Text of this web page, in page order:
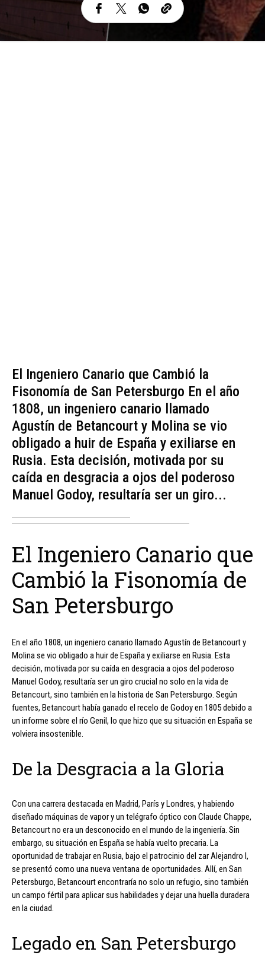
El Ingeniero Canario que Cambió la
Fisonomía de San Petersburgo En el año
1808, un ingeniero canario llamado
Agustín de Betancourt y Molina se vio
obligado a huir de España y exiliarse en
Rusia. Esta decisión, motivada por su
caída en desgracia a ojos del poderoso
Manuel Godoy, resultaría ser un giro...
El Ingeniero Canario que
Cambió la Fisonomía de
San Petersburgo
En el año 1808, un ingeniero canario llamado Agustín de Betancourt y
Molina se vio obligado a huir de España y exiliarse en Rusia. Esta
decisión, motivada por su caída en desgracia a ojos del poderoso
Manuel Godoy, resultaría ser un giro crucial no solo en la vida de
Betancourt, sino también en la historia de San Petersburgo. Según
fuentes, Betancourt había ganado el recelo de Godoy en 1805 debido a
un informe sobre el río Genil, lo que hizo que su situación en España se
volviera insostenible.
De la Desgracia a la Gloria
Con una carrera destacada en Madrid, París y Londres, y habiendo
diseñado máquinas de vapor y un telégrafo óptico con Claude Chappe,
Betancourt no era un desconocido en el mundo de la ingeniería. Sin
embargo, su situación en España se había vuelto precaria. La
oportunidad de trabajar en Rusia, bajo el patrocinio del zar Alejandro I,
se presentó como una nueva ventana de oportunidades. Allí, en San
Petersburgo, Betancourt encontraría no solo un refugio, sino también
un campo fértil para aplicar sus habilidades y dejar una huella duradera
en la ciudad.
Legado en San Petersburgo